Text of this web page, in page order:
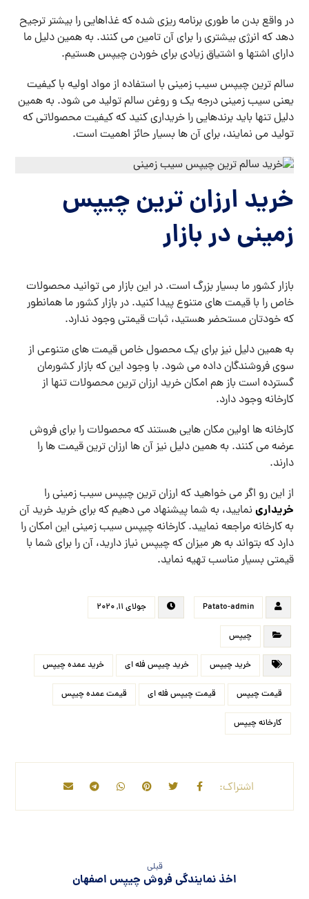
در واقع بدن ما طوری برنامه ریزی شده که غذاهایی را بیشتر ترجیح
دهد که انرژی بیشتری را برای آن تامین می کنند. به همین دلیل ما
دارای اشتها و اشتیاق زیادی برای خوردن چیپس هستیم.
سالم ترین چیپس سیب زمینی با استفاده از مواد اولیه با کیفیت
یعنی سیب زمینی درجه یک و روغن سالم تولید می شود. به همین
دلیل تنها باید برندهایی را خریداری کنید که کیفیت محصولاتی که
تولید می نمایند، برای آن ها بسیار حائز اهمیت است.
خرید ارزان ترین چیپس
زمینی در بازار
بازار کشور ما بسیار بزرگ است. در این بازار می توانید محصولات
خاص را با قیمت های متنوع پیدا کنید. در بازار کشور ما همانطور
که خودتان مستحضر هستید، ثبات قیمتی وجود ندارد.
به همین دلیل نیز برای یک محصول خاص قیمت های متنوعی از
سوی فروشندگان داده می شود. با وجود این که بازار کشورمان
گسترده است باز هم امکان خرید ارزان ترین محصولات تنها از
کارخانه وجود دارد.
کارخانه ها اولین مکان هایی هستند که محصولات را برای فروش
عرضه می کنند. به همین دلیل نیز آن ها ارزان ترین قیمت ها را
دارند.
از این رو اگر می خواهید که ارزان ترین چیپس سیب زمینی را
خریداری نمایید، به شما پیشنهاد می دهیم که برای خرید خرید آن
به کارخانه مراجعه نمایید. کارخانه چیپس سیب زمینی این امکان را
دارد که بتواند به هر میزان که چیپس نیاز دارید، آن را برای شما با
قیمتی بسیار مناسب تهیه نماید.
Patato-admin جولای ۱۱, ۲۰۲۰
چیپس
خرید چیپس خرید چیپس فله ای خرید عمده چیپس
قیمت چیپس قیمت چیپس فله ای قیمت عمده چیپس
کارخانه چیپس
قبلی
اخذ نمایندگی فروش چیپس اصفهان